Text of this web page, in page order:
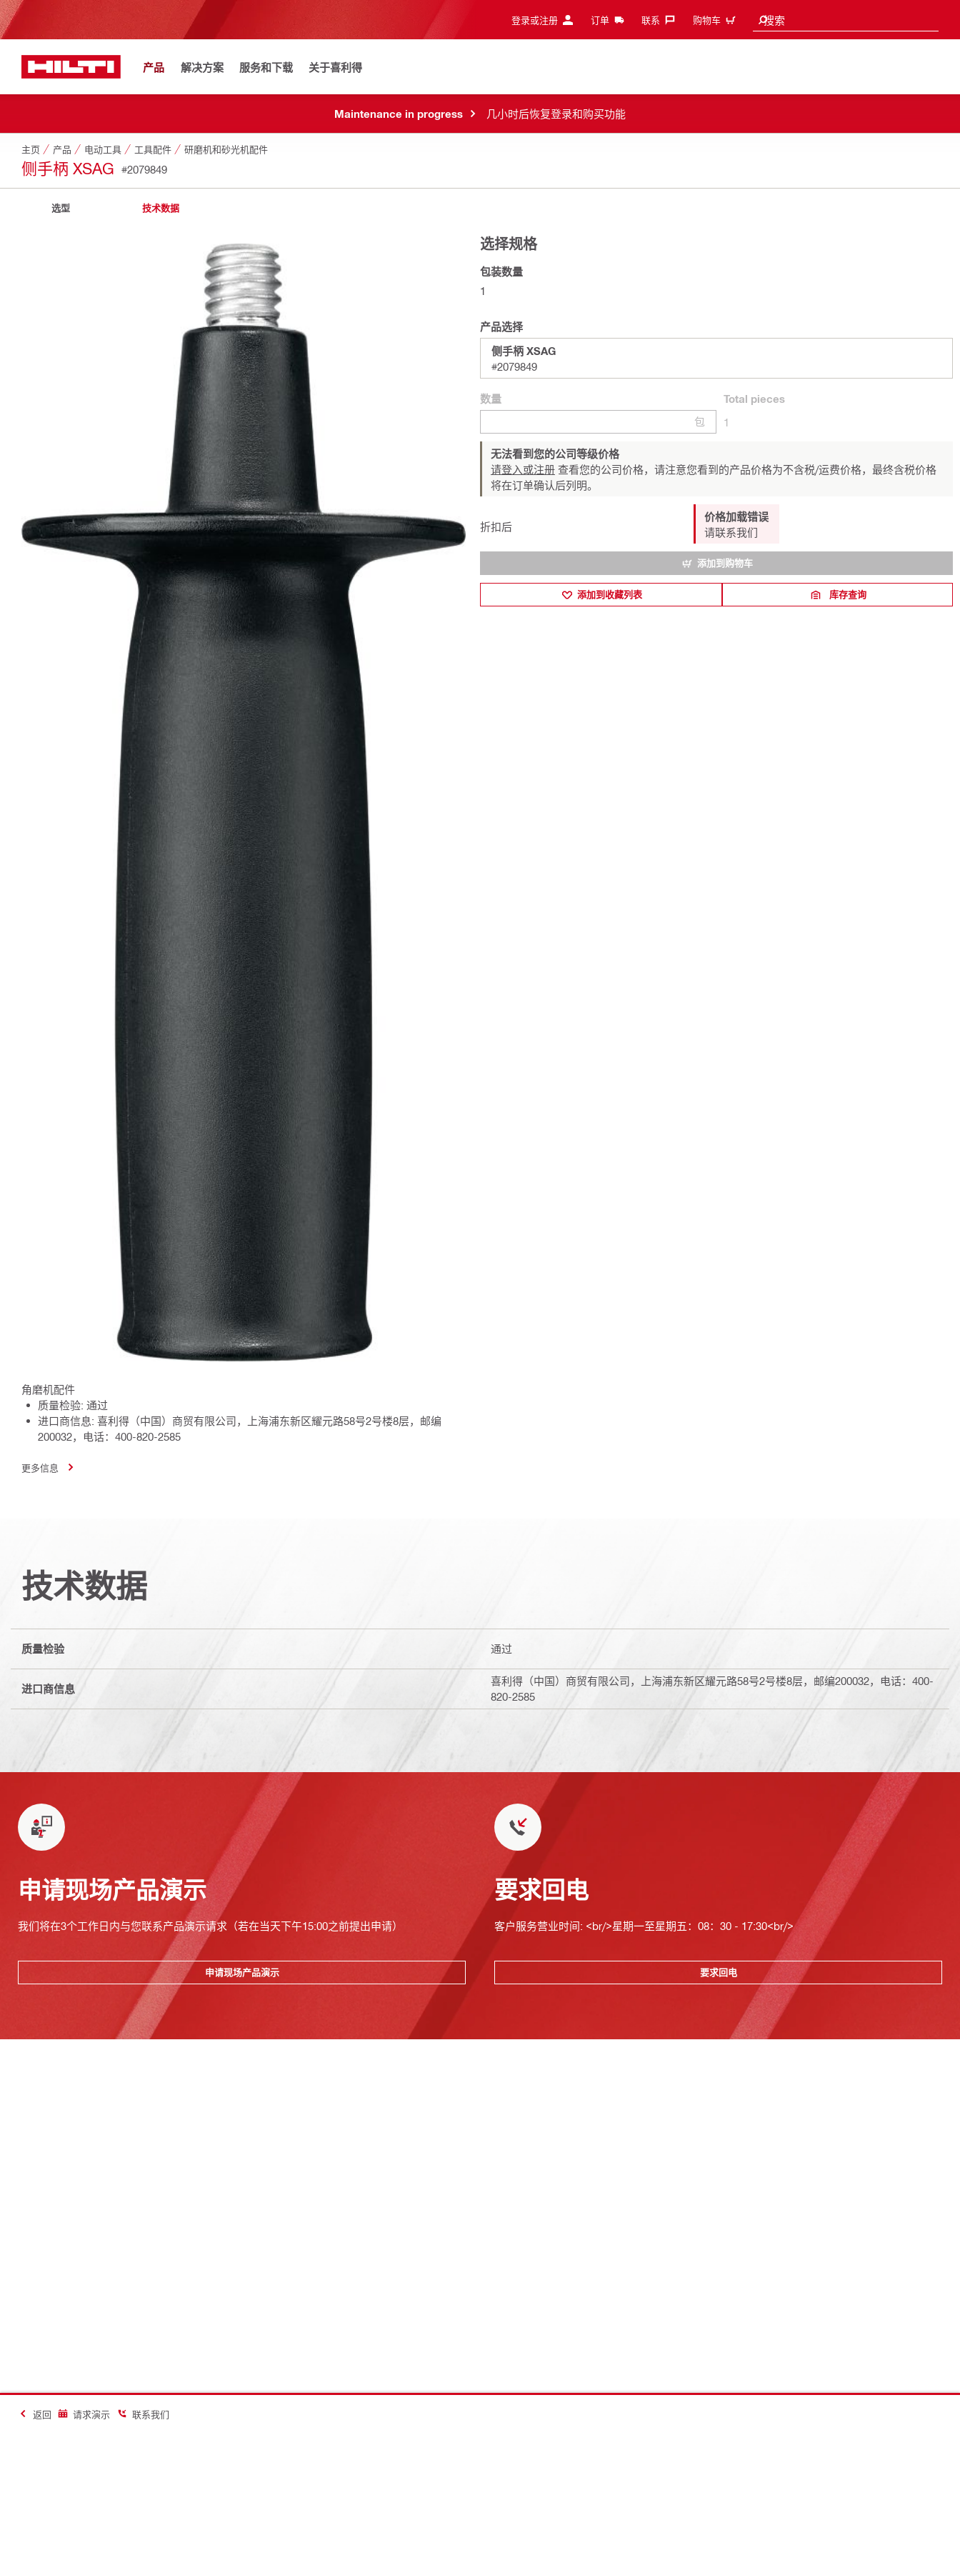
登录或注册 订单 联系‎ 购物车 搜索
Search suggestions
产品 解决方案 服务和下载 关于喜利得
Maintenance in progress 几小时后恢复登录和购买功能
主页 产品 电动工具 工具配件 研磨机和砂光机配件
侧手柄 XSAG #2079849
选型 技术数据
角磨机配件
质量检验: 通过
进口商信息: 喜利得（中国）商贸有限公司，上海浦东新区耀元路58号2号楼8层，邮编
200032，电话：400-820-2585
更多信息
选择规格
包装数量
1
产品选择
侧手柄 XSAG
#2079849
数量
包
Total pieces
1
无法看到您的公司等级价格
请登入或注册 查看您的公司价格，请注意您看到的产品价格为不含税/运费价格，最终含税价格
将在订单确认后列明。
折扣后
价格加载错误
请联系我们
添加到购物车
添加到收藏列表 库存查询
技术数据
质量检验 通过
进口商信息
喜利得（中国）商贸有限公司，上海浦东新区耀元路58号2号楼8层，邮编200032，电话：400-
820-2585
申请现场产品演示
我们将在3个工作日内与您联系产品演示请求（若在当天下午15:00之前提出申请）
申请现场产品演示
要求回电
客户服务营业时间: <br/>星期一至星期五：08：30 - 17:30<br/>
要求回电
返回 请求演示 联系我们